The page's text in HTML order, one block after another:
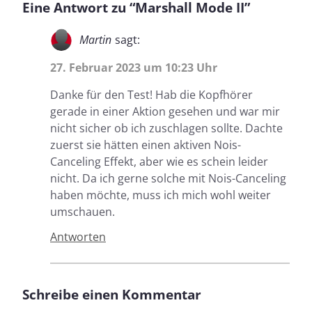
Eine Antwort zu “Marshall Mode II”
Martin sagt:
27. Februar 2023 um 10:23 Uhr
Danke für den Test! Hab die Kopfhörer
gerade in einer Aktion gesehen und war mir
nicht sicher ob ich zuschlagen sollte. Dachte
zuerst sie hätten einen aktiven Nois-
Canceling Effekt, aber wie es schein leider
nicht. Da ich gerne solche mit Nois-Canceling
haben möchte, muss ich mich wohl weiter
umschauen.
Antworten
Schreibe einen Kommentar